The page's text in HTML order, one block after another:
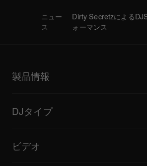
ニュー
ス
Dirty Secretzによる
ォーマンス
製品情報
DJミキサー
オールインワンDJシステム
DJサンプラー
DJエフェクター
DJタイプ
ライブストリーミング
ミニクラブ / バー・ラウンジ
ビデオ